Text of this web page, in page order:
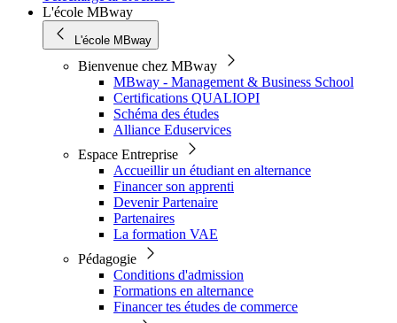
L'école MBway
L'école MBway
Bienvenue chez MBway
MBway - Management & Business School
Certifications QUALIOPI
Schéma des études
Alliance Eduservices
Espace Entreprise
Accueillir un étudiant en alternance
Financer son apprenti
Devenir Partenaire
Partenaires
La formation VAE
Pédagogie
Conditions d'admission
Formations en alternance
Financer tes études de commerce